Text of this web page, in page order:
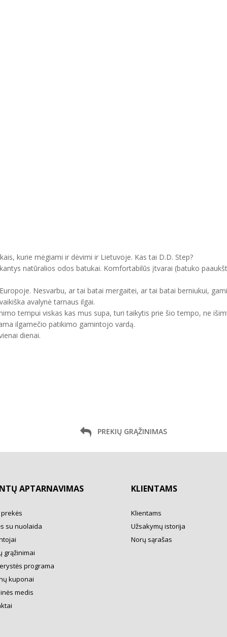
kurie mėgiami ir dėvimi ir Lietuvoje. Kas tai D.D. Step?
natūralios odos batukai. Komfortabilūs įtvarai (batuko
Nesvarbu, ar tai batai mergaitei, ar tai batai berniukui,
avalynė tarnaus ilgai.
tempui viskas kas mus supa, turi taikytis prie šio tempo, ne
ilgamečio patikimo gamintojo vardą.
dienai.
PREKIŲ GRĄŽINIMAS
APTARNAVIMAS
su nuolaida
grąžinimai
programa
kuponai
medis
KLIENTAMS
Klientams
Užsakymų istorija
Norų sąrašas